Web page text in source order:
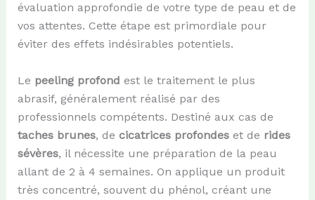
évaluation approfondie de votre type de peau et de
vos attentes. Cette étape est primordiale pour
éviter des effets indésirables potentiels.
Le peeling profond est le traitement le plus
abrasif, généralement réalisé par des
professionnels compétents. Destiné aux cas de
taches brunes, de cicatrices profondeset de rides
sévères, il nécessite une préparation de la peau
allant de 2 à 4 semaines. On applique un produit
très concentré, souvent du phénol, créant une